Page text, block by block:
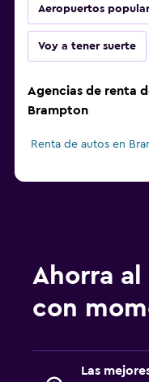
Aeropuertos
Voy a tener suerte
Agencias de renta
Brampton
Renta de autos en
Ahorra al
con
Las